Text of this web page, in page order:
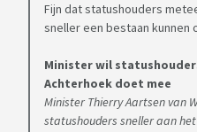
Fijn dat statushouders
sneller een bestaan kunnen
Minister wil
Achterhoek doet mee
Minister Thierry Aartsen van
statushouders sneller aan